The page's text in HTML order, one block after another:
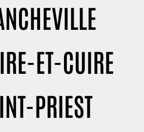
ET-CUIRE
PRIEST